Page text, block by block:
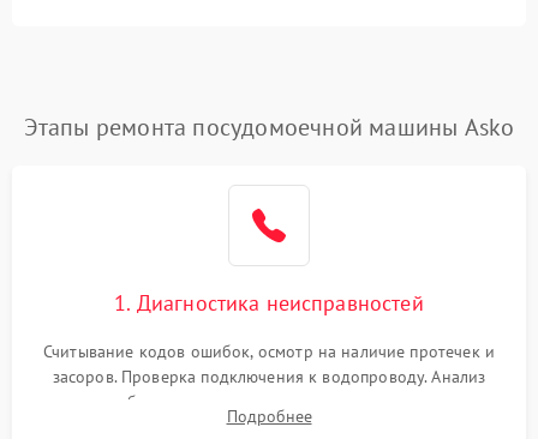
Этапы ремонта посудомоечной машины Asko
1. Диагностика неисправностей
Считывание кодов ошибок, осмотр на наличие протечек и
засоров. Проверка подключения к водопроводу. Анализ
жалоб на отсутствие слива, нагрева, вращения
разбрызгивателей или срабатывание системы защиты
Подробнее